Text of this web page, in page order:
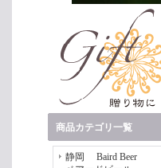
商品カテゴリ一覧
静岡 Baird Beer